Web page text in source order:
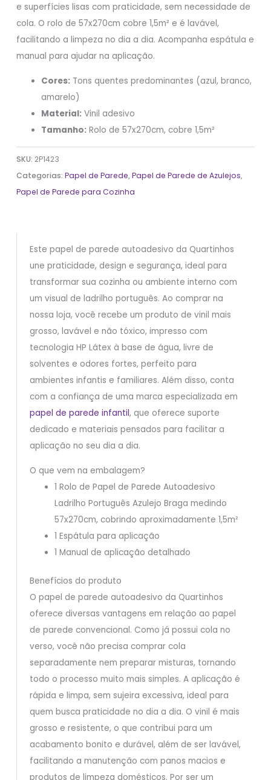
e superfícies lisas com praticidade, sem necessidade de
cola. O rolo de 57x270cm cobre 1,5m² e é lavável,
facilitando a limpeza no dia a dia. Acompanha espátula e
manual para ajudar na aplicação.
Cores: Tons quentes predominantes (azul, branco,
amarelo)
Material: Vinil adesivo
Tamanho: Rolo de 57x270cm, cobre 1,5m²
SKU: 2P1423
Categorias:Papel de Parede,Papel de Parede de Azulejos,
Papel de Parede para Cozinha
Este papel de parede autoadesivo da Quartinhos
une praticidade, design e segurança, ideal para
transformar sua cozinha ou ambiente interno com
um visual de ladrilho português. Ao comprar na
nossa loja, você recebe um produto de vinil mais
grosso, lavável e não tóxico, impresso com
tecnologia HP Látex à base de água, livre de
solventes e odores fortes, perfeito para
ambientes infantis e familiares. Além disso, conta
com a confiança de uma marca especializada em
papel de parede infantil, que oferece suporte
dedicado e materiais pensados para facilitar a
aplicação no seu dia a dia.
O que vem na embalagem?
1 Rolo de Papel de Parede Autoadesivo
Ladrilho Português Azulejo Braga medindo
57x270cm, cobrindo aproximadamente 1,5m²
1 Espátula para aplicação
1 Manual de aplicação detalhado
Benefícios do produto
O papel de parede autoadesivo da Quartinhos
oferece diversas vantagens em relação ao papel
de parede convencional. Como já possui cola no
verso, você não precisa comprar cola
separadamente nem preparar misturas, tornando
todo o processo muito mais simples. A aplicação é
rápida e limpa, sem sujeira excessiva, ideal para
quem busca praticidade no dia a dia. O vinil é mais
grosso e resistente, o que contribui para um
acabamento bonito e durável, além de ser lavável,
facilitando a manutenção com panos macios e
produtos de limpeza domésticos. Por ser um